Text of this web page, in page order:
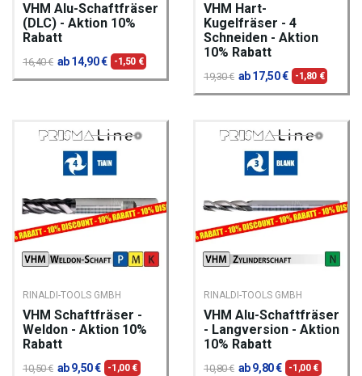
VHM Alu-Schaftfräser
(DLC) - Aktion 10%
Rabatt
16,40 € ab 14,90 € -1,50 €
VHM Hart-
Kugelfräser - 4
Schneiden - Aktion
10% Rabatt
19,30 € ab 17,50 € -1,80 €
RINALDI-TOOLS GMBH
VHM Schaftfräser -
Weldon - Aktion 10%
Rabatt
10,50 € ab 9,50 € -1,00 €
RINALDI-TOOLS GMBH
VHM Alu-Schaftfräser
- Langversion - Aktion
10% Rabatt
10,80 € ab 9,80 € -1,00 €